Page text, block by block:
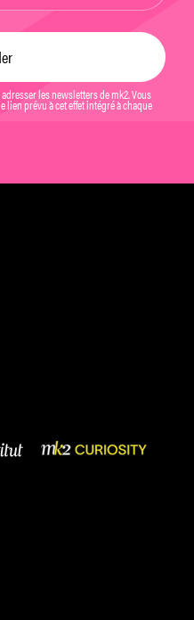
les newsletters de mk2. Vous
lien prévu à cet effet intégré à chaque